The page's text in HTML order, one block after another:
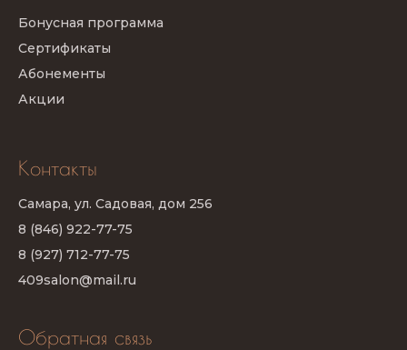
Контакты
Обратная связь
Самара, ул. Садовая, дом 256
8 (846) 922-77-75
8 (927) 712-77-75
409salon@mail.ru
Бонусная программа
Сертификаты
Абонементы
Акции